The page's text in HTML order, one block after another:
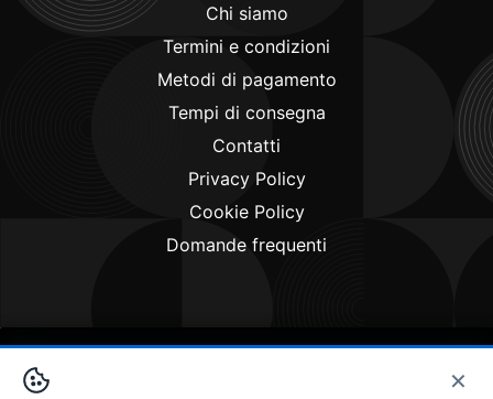
Chi siamo
Termini e condizioni
Metodi di pagamento
Tempi di consegna
Contatti
Privacy Policy
Cookie Policy
Domande frequenti
Copyright © 2024 . All rights reserved
×